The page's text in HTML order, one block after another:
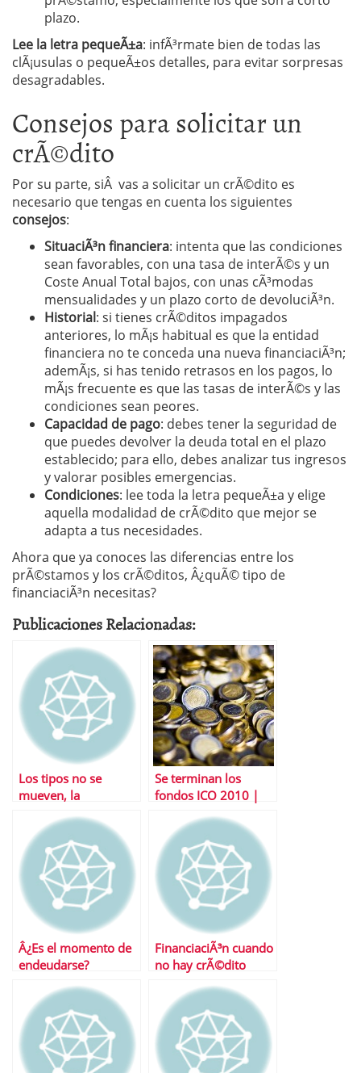
plazo.
Lee la letra pequeÃ±a: infÃ³rmate bien de todas las
clÃ¡usulas o pequeÃ±os detalles, para evitar sorpresas
desagradables.
Consejos para solicitar un
crÃ©dito
Por su parte, siÂ vas a solicitar un crÃ©dito es
necesario que tengas en cuenta los siguientes
consejos:
SituaciÃ³n financiera: intenta que las condiciones
sean favorables, con una tasa de interÃ©s y un
Coste Anual Total bajos, con unas cÃ³modas
mensualidades y un plazo corto de devoluciÃ³n.
Historial: si tienes crÃ©ditos impagados
anteriores, lo mÃ¡s habitual es que la entidad
financiera no te conceda una nueva financiaciÃ³n;
ademÃ¡s, si has tenido retrasos en los pagos, lo
mÃ¡s frecuente es que las tasas de interÃ©s y las
condiciones sean peores.
Capacidad de pago: debes tener la seguridad de
que puedes devolver la deuda total en el plazo
establecido; para ello, debes analizar tus ingresos
y valorar posibles emergencias.
Condiciones: lee toda la letra pequeÃ±a y elige
aquella modalidad de crÃ©dito que mejor se
adapta a tus necesidades.
Ahora que ya conoces las diferencias entre los
prÃ©stamos y los crÃ©ditos, Â¿quÃ© tipo de
financiaciÃ³n necesitas?
Publicaciones Relacionadas:
Los tipos no se
mueven, la
mÃ¡s lenta de lo
esperado
Se terminan los
fondos ICO 2010 |
operaciones
Â¿Es el momento de
endeudarse?
FinanciaciÃ³n cuando
no hay crÃ©dito